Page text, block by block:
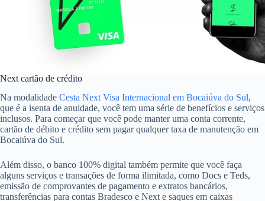
Next cartão de crédito
Na modalidade Cesta Next Visa Internacional em Bocaiúva do Sul,
que é a isenta de anuidade, você tem uma série de benefícios e serviços
inclusos. Para começar que você pode manter uma conta corrente,
cartão de débito e crédito sem pagar qualquer taxa de manutenção em
Bocaiúva do Sul.
Além disso, o banco 100% digital também permite que você faça
alguns serviços e transações de forma ilimitada, como Docs e Teds,
emissão de comprovantes de pagamento e extratos bancários,
transferências para contas Bradesco e Next e saques em caixas